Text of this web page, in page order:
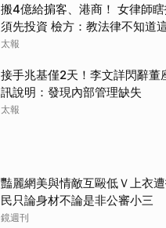
搬4億給掮客、港商！ 女律師
須先投資 檢方：教法律不知道
太報
接手兆基僅2天！李文詳閃辭
訊說明：發現內部管理缺失
太報
豔麗網美與情敵互毆低Ｖ上衣
民只論身材不論是非公審小三
鏡週刊